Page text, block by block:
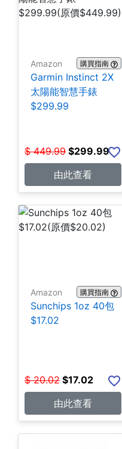
Amazon 購買指南
Garmin Instinct 2X
太陽能智慧手錶
$299.99
$ 449.99 $299.99
由此查看
Amazon 購買指南
Sunchips 1oz 40包
$17.02
$ 20.02 $17.02
由此查看